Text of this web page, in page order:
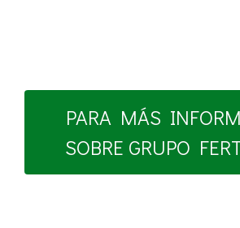
PARA MÁS
SOBRE GRUPO